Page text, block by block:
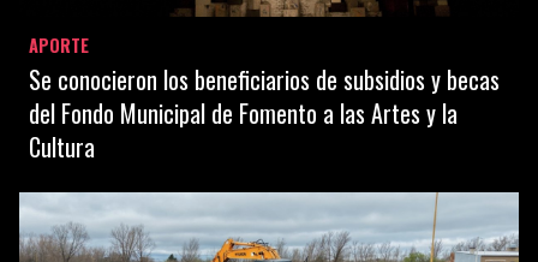
APORTE
Se conocieron los beneficiarios de subsidios y becas
del Fondo Municipal de Fomento a las Artes y la
Cultura